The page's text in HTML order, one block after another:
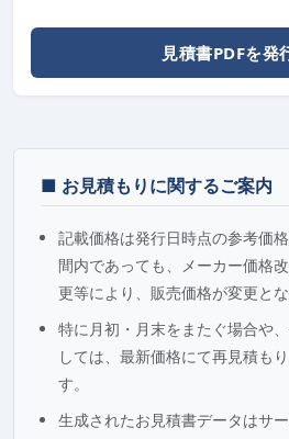
見積書PDFを発
■ お見積もりに関するご案内
記載価格は発行日時点の参考価
間内であっても、メーカー価格
更等により、販売価格が変更と
特に月初・月末をまたぐ場合や
しては、最新価格にて再見積も
す。
生成されたお見積書データはサ